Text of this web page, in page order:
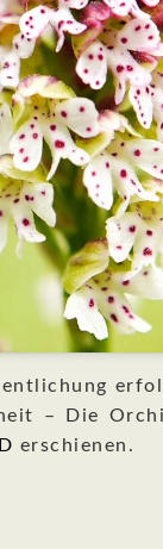
– Die
erschienen.